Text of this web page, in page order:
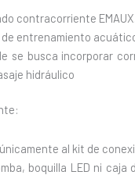
contracorriente EMAUX.
entrenamiento
se busca incorporar
hidráulico
al kit de
boquilla LED ni caja